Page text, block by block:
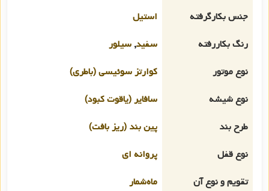
جنس بکارگرفته
استیل
رنگ بکاررفته
سفید, سیلور
نوع موتور
کوارتز سوئیسی (باطری)
نوع شیشه
سافایر (یاقوت کبود)
طرح بند
پین بند (ریز بافت)
نوع قفل
پروانه ای
تقویم و نوع آن
ماه‌شمار